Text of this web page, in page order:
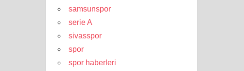
samsunspor
serie A
sivasspor
spor
spor haberleri